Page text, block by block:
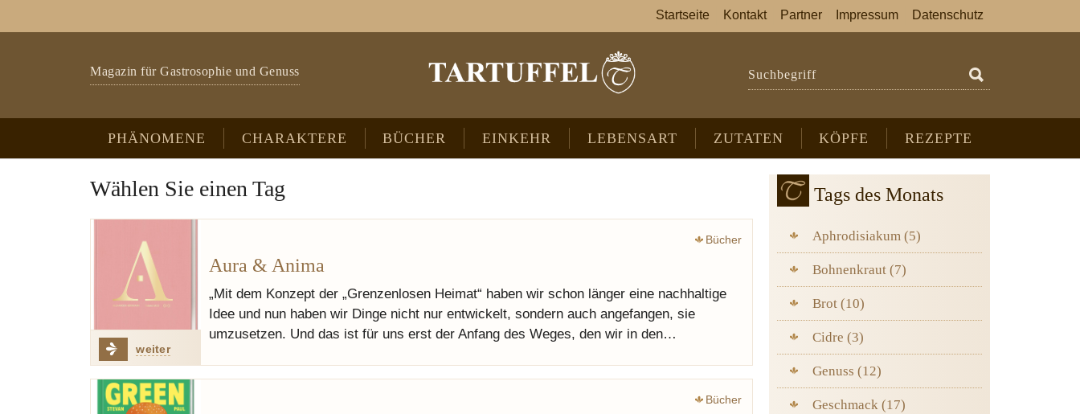
Magazin für Gastrosophie und Genuss Suchbegriff
PHÄNOMENE CHARAKTERE BÜCHER EINKEHR LEBENSART ZUTATEN KÖPFE REZEPTE
Startseite Kontakt Partner Impressum Datenschutz
Wählen Sie einen Tag
weiter
Bücher
Aura & Anima
„Mit dem Konzept der „Grenzenlosen Heimat“ haben wir schon länger eine nachhaltige
Idee und nun haben wir Dinge nicht nur entwickelt, sondern auch angefangen, sie
umzusetzen. Und das ist für uns erst der Anfang des Weges, den wir in den…
Bücher
Tags des Monats
Aphrodisiakum (5)
Bohnenkraut (7)
Brot (10)
Cidre (3)
Genuss (12)
Geschmack (17)